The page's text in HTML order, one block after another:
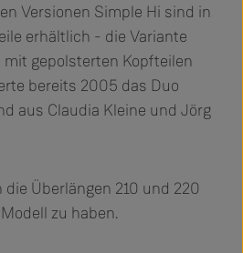
Versionen Simple Hi sind in
erhältlich - die Variante
gepolsterten Kopfteilen
bereits 2005 das Duo
aus Claudia Kleine und Jörg
Überlängen 210 und 220
zu haben.